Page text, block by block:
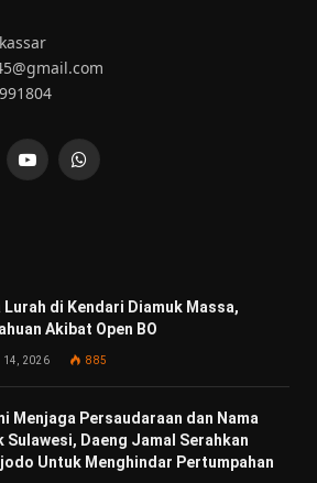
YouTubeWhatsApp
Lurah di Kendari Diamuk Massa,
Akibat Open BO
14, 2026 885
Menjaga Persaudaraan dan Nama
Sulawesi, Daeng Jamal Serahkan
Untuk Menghindar Pertumpahan